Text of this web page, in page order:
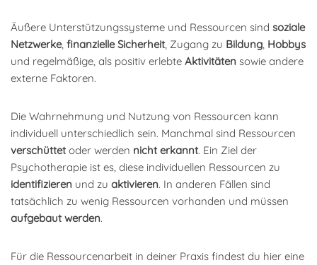
Äußere Unterstützungssysteme und Ressourcen sind soziale
Netzwerke, finanzielle Sicherheit, Zugang zu Bildung Hobbys
und regelmäßige, als positiv erlebte Aktivitäten sowie andere
externe Faktoren.
Die Wahrnehmung und Nutzung von Ressourcen kann
individuell unterschiedlich sein. Manchmal sind Ressourcen
verschüttetoder werden nicht erkannt. Ein Ziel der
Psychotherapie ist es, diese individuellen Ressourcen zu
identifizieren und zu aktivieren. In anderen Fällen sind
tatsächlich zu wenig Ressourcen vorhanden und müssen
aufgebaut werden.
Für die Ressourcenarbeit in deiner Praxis findest du hier eine